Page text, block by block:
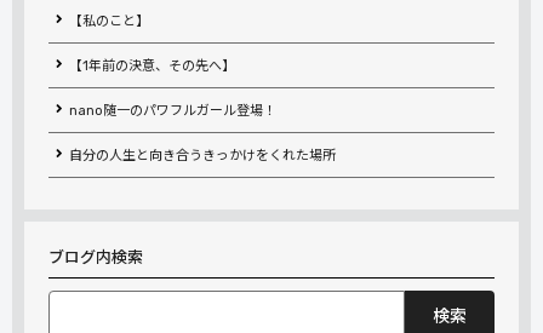
【私のこと】
【1年前の決意、その先へ】
nano随一のパワフルガール登場！
自分の人生と向き合うきっかけをくれた場所
ブログ内検索